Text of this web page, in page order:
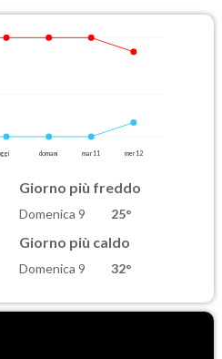
domani mar 11 mer 12
Giorno più freddo
Domenica 9 25°
Giorno più caldo
Domenica 9 32°